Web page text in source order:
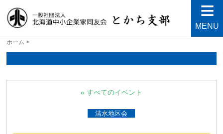
北海道中小企業家同友会と
かち支部
良い会社、良い経営者、よい経営環境づくりを目指し
MENU
ホーム >
« すべてのイベント
清水地区会